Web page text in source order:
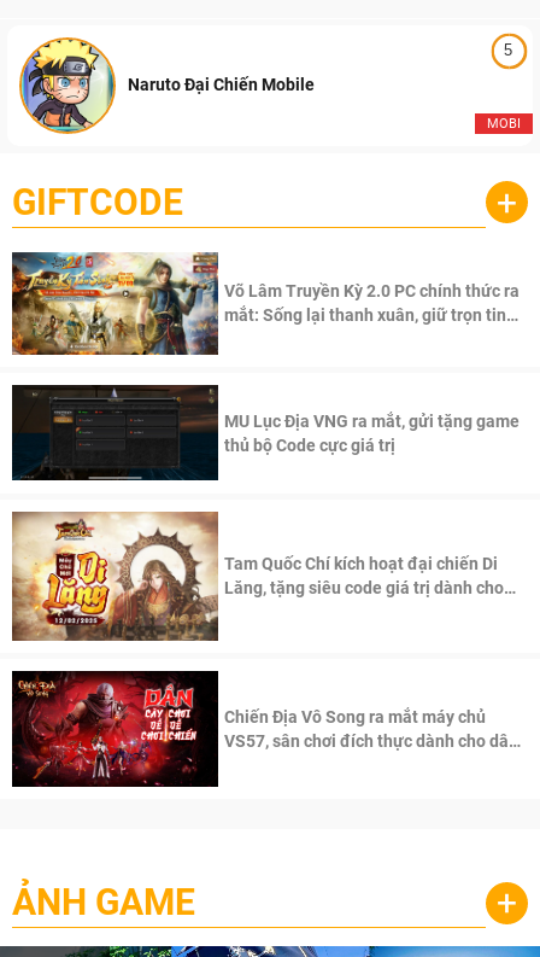
5
MOBI
Naruto Đại Chiến Mobile
GIFTCODE +
Võ Lâm Truyền Kỳ 2.0 PC chính thức ra
mắt: Sống lại thanh xuân, giữ trọn tinh
MU Lục Địa VNG ra mắt, gửi tặng game
thủ bộ Code cực giá trị
Tam Quốc Chí kích hoạt đại chiến Di
Lăng, tặng siêu code giá trị dành cho
Chiến Địa Vô Song ra mắt máy chủ
VS57, sân chơi đích thực dành cho dân
ẢNH GAME +